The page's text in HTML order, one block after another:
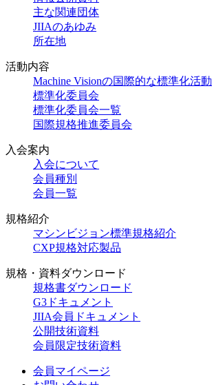
主な関連団体
JIIAのあゆみ
所在地
活動内容
Machine Visionの国際的な標準化活動
標準化委員会
標準化委員会一覧
国際規格推進委員会
入会案内
入会について
会員種別
会員一覧
規格紹介
マシンビジョン標準規格紹介
CXP規格対応製品
規格・資料ダウンロード
規格書ダウンロード
G3ドキュメント
JIIA会員ドキュメント
公開技術資料
会員限定技術資料
会員マイページ